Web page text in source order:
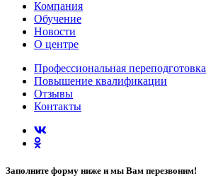
Компания
Обучение
Новости
О центре
Профессиональная переподготовка
Повышение квалификации
Отзывы
Контакты
Заполните форму ниже и мы Вам перезвоним!